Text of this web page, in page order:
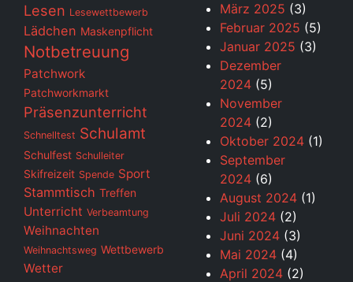
Lesen Lesewettbewerb
Lädchen Maskenpflicht
Notbetreuung
Patchwork
Patchworkmarkt
Präsenzunterricht
Schnelltest Schulamt
Schulfest Schulleiter
Skifreizeit Spende Sport
Stammtisch Treffen
Unterricht Verbeamtung
Weihnachten
Weihnachtsweg Wettbewerb
Wetter
März 2025 (3)
Februar 2025 (5)
Januar 2025 (3)
Dezember
2024 (5)
November
2024 (2)
Oktober 2024 (1)
September
2024 (6)
August 2024 (1)
Juli 2024 (2)
Juni 2024 (3)
Mai 2024 (4)
April 2024 (2)